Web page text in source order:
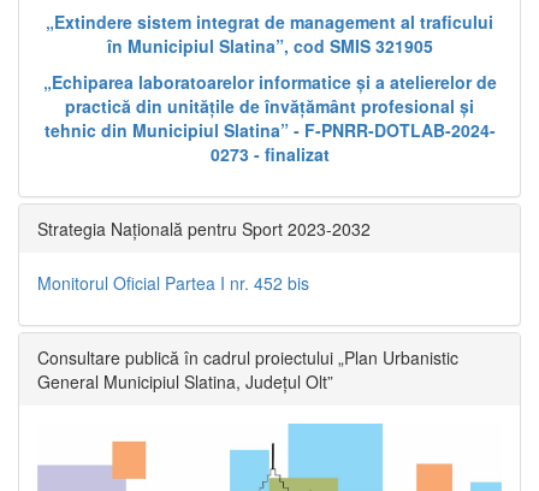
„Extindere sistem integrat de management al traficului
în Municipiul Slatina”, cod SMIS 321905
„Echiparea laboratoarelor informatice și a atelierelor de
practică din unitățile de învățământ profesional și
tehnic din Municipiul Slatina” - F-PNRR-DOTLAB-2024-
0273 - finalizat
Strategia Națională pentru Sport 2023-2032
Monitorul Oficial Partea I nr. 452 bis
Consultare publică în cadrul proiectului „Plan Urbanistic
General Municipiul Slatina, Județul Olt”